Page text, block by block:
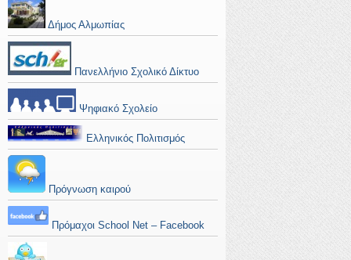
Δήμος Αλμωπίας
Πανελλήνιο Σχολικό Δίκτυο
Ψηφιακό Σχολείο
Ελληνικός Πολιτισμός
Πρόγνωση καιρού
Πρόμαχοι School Net – Facebook